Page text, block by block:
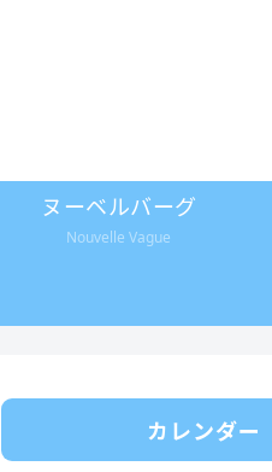
ヌーベルバーグ
Nouvelle Vague
カレンダー